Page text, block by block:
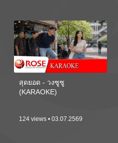
สุดยอด - วงซูซู
(KARAOKE)
124 views • 03.07.2569